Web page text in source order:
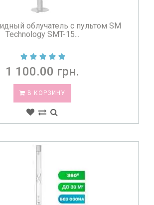
облучатель с пультом SM
Technology SMT-15...
1 100.00 грн.
В КОРЗИНУ